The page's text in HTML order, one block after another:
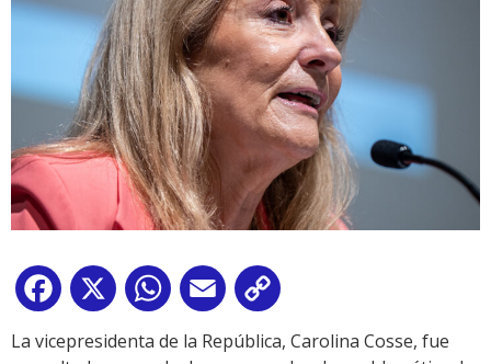
Facebook
X WhatsApp
Email
Link
La vicepresidenta de la República, Carolina Cosse, fue